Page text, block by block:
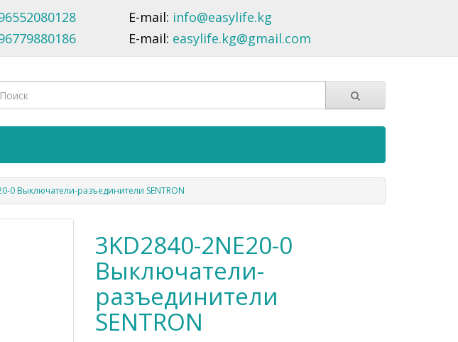
E-mail: info@easylife.kg
E-mail: easylife.kg@gmail.com
0 Выключатели-разъединители SENTRON
3KD2840-2NE20-0
Выключатели-
разъединители
SENTRON